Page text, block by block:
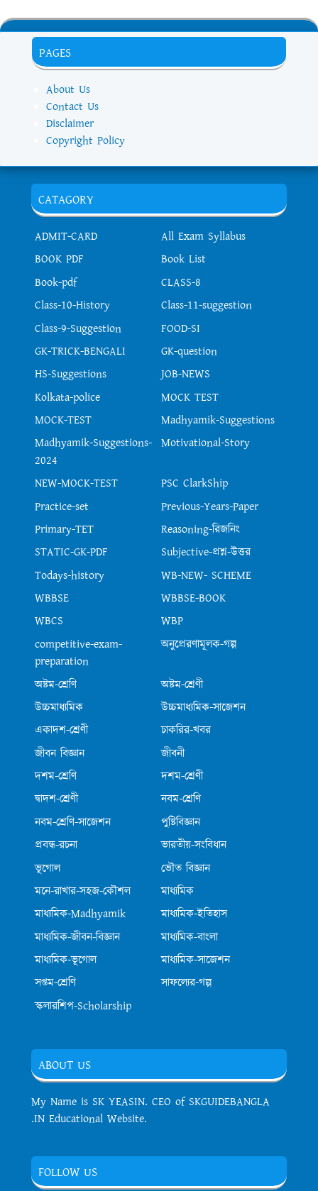
PAGES
About Us
Contact Us
Disclaimer
Copyright Policy
CATAGORY
ADMIT-CARD
All Exam Syllabus
BOOK PDF
Book List
Book-pdf
CLASS-8
Class-10-History
Class-11-suggestion
Class-9-Suggestion
FOOD-SI
GK-TRICK-BENGALI
GK-question
HS-Suggestions
JOB-NEWS
Kolkata-police
MOCK TEST
MOCK-TEST
Madhyamik-Suggestions
Madhyamik-Suggestions-
2024
Motivational-Story
NEW-MOCK-TEST
PSC ClarkShip
Practice-set
Previous-Years-Paper
Primary-TET
Reasoning-রিজনিং
STATIC-GK-PDF
Subjective-প্রশ্ন-উত্তর
Todays-history
WB-NEW- SCHEME
WBBSE
WBBSE-BOOK
WBCS
WBP
competitive-exam-
preparation
অনুপ্রেরণামূলক-গল্প
অষ্টম-শ্রেণি
অষ্টম-শ্রেণী
উচ্চমাধ্যমিক
উচ্চমাধ্যমিক-সাজেশন
একাদশ-শ্রেণী
চাকরির-খবর
জীবন বিজ্ঞান
জীবনী
দশম-শ্রেণি
দশম-শ্রেণী
দ্বাদশ-শ্রেণী
নবম-শ্রেণি
নবম-শ্রেণি-সাজেশন
পুষ্টিবিজ্ঞান
প্রবন্ধ-রচনা
ভারতীয়-সংবিধান
ভূগোল
ভৌত বিজ্ঞান
মনে-রাখার-সহজ-কৌশল
মাধ্যমিক
মাধ্যমিক-Madhyamik
মাধ্যমিক-ইতিহাস
মাধ্যমিক-জীবন-বিজ্ঞান
মাধ্যমিক-বাংলা
মাধ্যমিক-ভূগোল
মাধ্যমিক-সাজেশন
সপ্তম-শ্রেণি
সাফল্যের-গল্প
স্কলারশিপ-Scholarship
ABOUT US
My Name is SK YEASIN. CEO of SKGUIDEBANGLA
.IN Educational Website.
FOLLOW US